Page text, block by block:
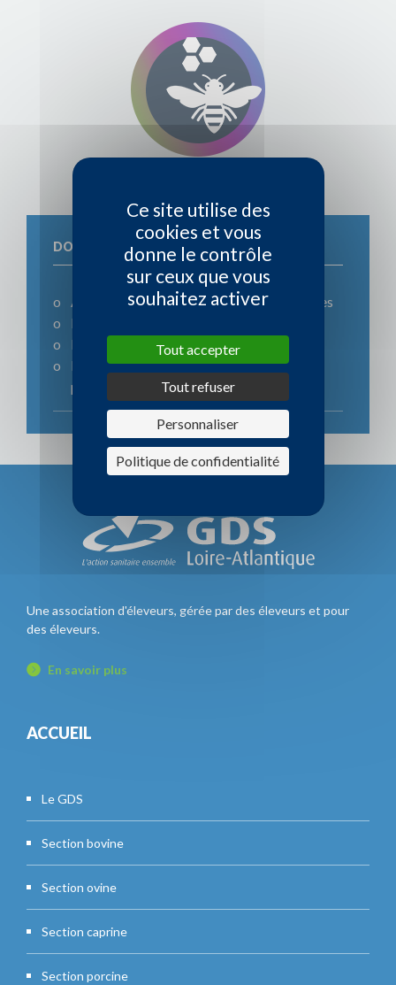
DOCUMENTS SPÉCIFIQUES
Arrêté préfectoral emplacement des ruches
Déclaration de ruches
Règlementation étiquetage du miel
Note BSV : réglementation
phytopharmaceutique
Une association d'éleveurs, gérée par des éleveurs et pour
des éleveurs.
En savoir plus
ACCUEIL
Le GDS
Section bovine
Section ovine
Section caprine
Section porcine
Ce site utilise des
cookies et vous
donne le contrôle
sur ceux que vous
souhaitez activer
Tout accepter
Tout refuser
Personnaliser
Politique de confidentialité